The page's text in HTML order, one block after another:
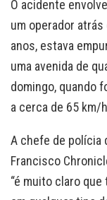
O acidente
um operador atrás
anos, estava
uma avenida de
domingo, quando
a cerca de 65 km/
A chefe de polícia
Francisco
“é muito claro